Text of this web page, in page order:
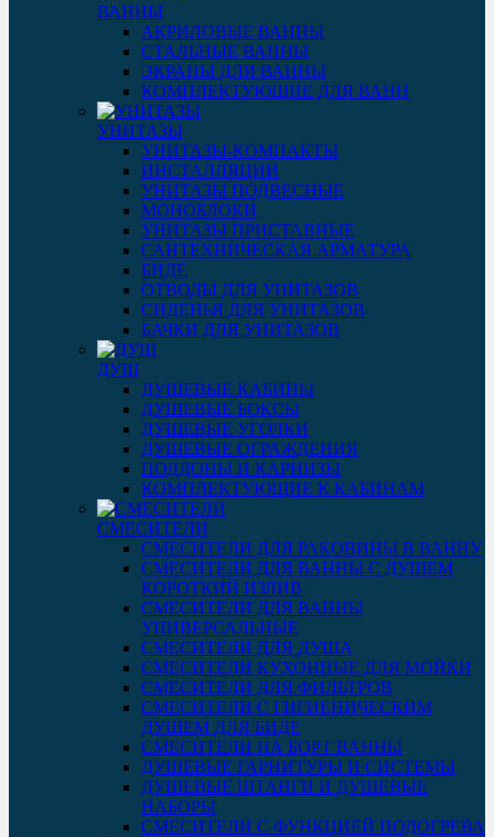
ВАННЫ
АКРИЛОВЫЕ ВАННЫ
СТАЛЬНЫЕ ВАННЫ
ЭКРАНЫ ДЛЯ ВАННЫ
КОМПЛЕКТУЮЩИЕ ДЛЯ ВАНН
УНИТАЗЫ
УНИТАЗЫ-КОМПАКТЫ
ИНСТАЛЛЯЦИИ
УНИТАЗЫ ПОДВЕСНЫЕ
МОНОБЛОКИ
УНИТАЗЫ ПРИСТАВНЫЕ
САНТЕХНИЧЕСКАЯ АРМАТУРА
БИДЕ
ОТВОДЫ ДЛЯ УНИТАЗОВ
СИДЕНЬЯ ДЛЯ УНИТАЗОВ
БАЧКИ ДЛЯ УНИТАЗОВ
ДУШ
ДУШЕВЫЕ КАБИНЫ
ДУШЕВЫЕ БОКСЫ
ДУШЕВЫЕ УГОЛКИ
ДУШЕВЫЕ ОГРАЖДЕНИЯ
ПОДДОНЫ И КАРНИЗЫ
КОМПЛЕКТУЮЩИЕ К КАБИНАМ
СМЕСИТЕЛИ
СМЕСИТЕЛИ ДЛЯ РАКОВИНЫ В ВАННУ
СМЕСИТЕЛИ ДЛЯ ВАННЫ С ДУШЕМ
КОРОТКИЙ ИЗЛИВ
СМЕСИТЕЛИ ДЛЯ ВАННЫ
УНИВЕРСАЛЬНЫЕ
СМЕСИТЕЛИ ДЛЯ ДУША
СМЕСИТЕЛИ КУХОННЫЕ ДЛЯ МОЙКИ
СМЕСИТЕЛИ ДЛЯ ФИЛЬТРОВ
СМЕСИТЕЛИ С ГИГИЕНИЧЕСКИМ
ДУШЕМ ДЛЯ БИДЕ
СМЕСИТЕЛИ НА БОРТ ВАННЫ
ДУШЕВЫЕ ГАРНИТУРЫ И СИСТЕМЫ
ДУШЕВЫЕ ШТАНГИ И ДУШЕВЫЕ
НАБОРЫ
СМЕСИТЕЛИ С ФУНКЦИЕЙ ПОДОГРЕВА